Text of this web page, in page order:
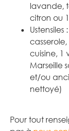
lavande,
citron ou
cuisine, 1
Marseille
et/ou
nettoyé)
Pour tout